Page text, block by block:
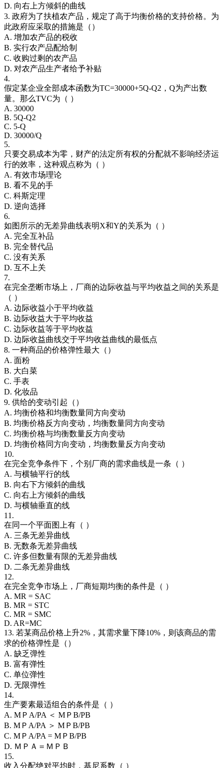
D. 向右上方倾斜的曲线
3. 政府为了扶植农产品，规定了高于均衡价格的支持价格。为
此政府应采取的措施是（）
A. 增加农产品的税收
B. 实行农产品配给制
C. 收购过剩的农产品
D. 对农产品生产者给予补贴
4.
假定某企业全部成本函数为TC=30000+5Q-Q2，Q为产出数
量。那么TVC为（ ）
A. 30000
B. 5Q-Q2
C. 5-Q
D. 30000/Q
5.
只要交易成本为零，财产的法定所有权的分配就不影响经济运
行的效率，这种观点称为（ ）
A. 有效市场理论
B. 看不见的手
C. 科斯定理
D. 逆向选择
6.
如图所示的无差异曲线表明X和Y的关系为（ ）
A. 完全互补品
B. 完全替代品
C. 没有关系
D. 互不上关
7.
在完全垄断市场上，厂商的边际收益与平均收益之间的关系是
（ ）
A. 边际收益小于平均收益
B. 边际收益大于平均收益
C. 边际收益等于平均收益
D. 边际收益曲线交于平均收益曲线的最低点
8. 一种商品的价格弹性最大（）
A. 面粉
B. 大白菜
C. 手表
D. 化妆品
9. 供给的变动引起（）
A. 均衡价格和均衡数量同方向变动
B. 均衡价格反方向变动，均衡数量同方向变动
C. 均衡价格与均衡数量反方向变动
D. 均衡价格同方向变动，均衡数量反方向变动
10.
在完全竞争条件下，个别厂商的需求曲线是一条（ ）
A. 与横轴平行的线
B. 向右下方倾斜的曲线
C. 向右上方倾斜的曲线
D. 与横轴垂直的线
11.
在同一个平面图上有（ ）
A. 三条无差异曲线
B. 无数条无差异曲线
C. 许多但数量有限的无差异曲线
D. 二条无差异曲线
12.
在完全竞争市场上，厂商短期均衡的条件是（ ）
A. MR = SAC
B. MR = STC
C. MR = SMC
D. AR=MC
13. 若某商品价格上升2%，其需求量下降10%，则该商品的需
求的价格弹性是（）
A. 缺乏弹性
B. 富有弹性
C. 单位弹性
D. 无限弹性
14.
生产要素最适组合的条件是（ ）
A. MＰA/PA ＜ MＰB/PB
B. MＰA/PA ＞ MＰB/PB
C. MＰA/PA = MＰB/PB
D. ＭＰＡ＝ＭＰＢ
15.
收入分配绝对平均时，基尼系数（ ）